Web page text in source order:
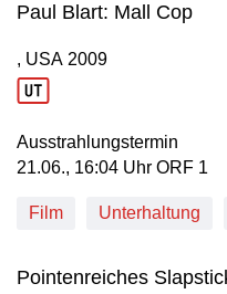
Paul Blart: Mall Cop
Produktionsland: USA
, USA
Produktionsjahr: 2009
2009
Ausstrahlungstermin
21. Juni, 16:04 Uhr in ORF
21.06., 16:04 Uhr ORF 1
Film Unterhaltung
Pointenreiches